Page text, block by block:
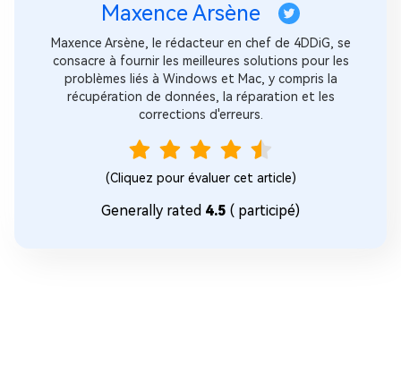
Maxence Arsène
Maxence Arsène, le rédacteur en chef de 4DDiG, se
consacre à fournir les meilleures solutions pour les
problèmes liés à Windows et Mac, y compris la
récupération de données, la réparation et les
corrections d'erreurs.
(Cliquez pour évaluer cet article)
Generally rated 4.5 ( participé)